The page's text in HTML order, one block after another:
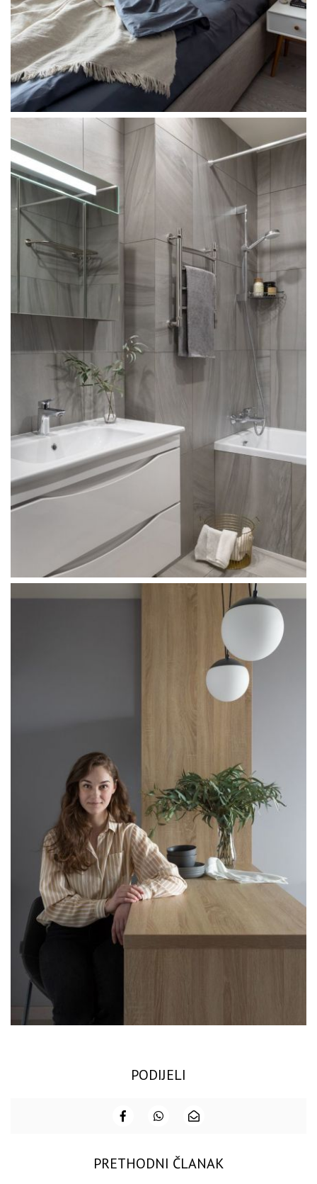
PODIJELI
PRETHODNI ČLANAK